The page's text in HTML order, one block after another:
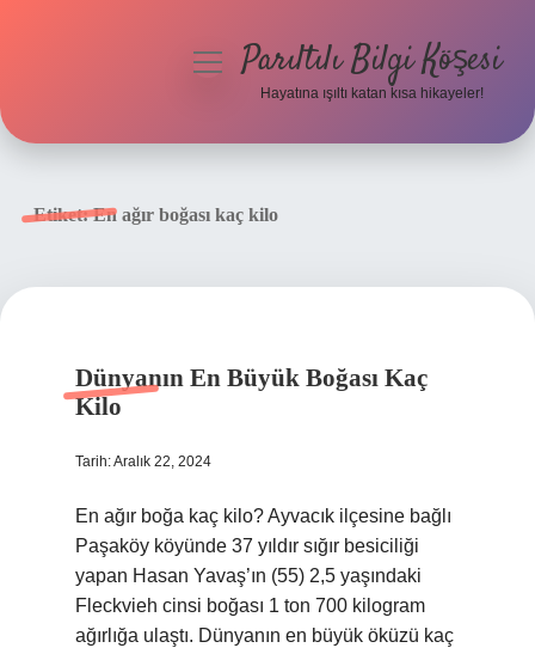
menüyüParıltılı Bilgi Köşesi
Hayatına ışıltı katan kısa hikayeler!
Etiket:En ağır boğası kaç kilo
Dünyanın En Büyük Boğası Kaç
Kilo
Tarih: Aralık 22, 2024
En ağır boğa kaç kilo? Ayvacık ilçesine bağlı
Paşaköy köyünde 37 yıldır sığır besiciliği
yapan Hasan Yavaş’ın (55) 2,5 yaşındaki
Fleckvieh cinsi boğası 1 ton 700 kilogram
ağırlığa ulaştı. Dünyanın en büyük öküzü kaç